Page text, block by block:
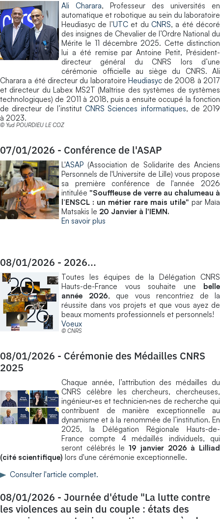
Ali Charara, Professeur des universités en
automatique et robotique au sein du laboratoire
Heudiasyc de l’UTCet du CNRS, a été décoré
des insignes de Chevalier de l’Ordre National du
Mérite le 11 décembre 2025. Cette distinction
lui a été remise par Antoine Petit, Président-
directeur général du CNRS lors d’une
cérémonie officielle au siège du CNRS. Ali
Charara a été directeur du laboratoire Heudiasycde 2008 à 2017
et directeur du Labex MS2T (Maîtrise des systèmes de systèmes
technologiques) de 2011 à 2018, puis a ensuite occupé la fonction
de directeur de l’institut CNRS Sciences informatiques, de 2019
à 2023.
© Yud POURDIEU LE COZ
07/01/2026 - Conférence de l'ASAP
L'ASAP (Association de Solidarite des Anciens
Personnels de l'Universite de Lille) vous propose
sa première conférence de l'année 2026
intitulée "Souffleuse de verre au chalumeau à
l’ENSCL : un métier rare mais utile" par Maïa
Matsakis le 20 Janvier à l'IEMN.
En savoir plus
08/01/2026 - 2026...
Toutes les équipes de la Délégation CNRS
Hauts-de-France vous souhaite une belle
année 2026, que vous rencontriez de la
réussite dans vos projets et que vous ayez de
beaux moments professionnels et personnels!
Voeux
© CNRS
08/01/2026 - Cérémonie des Médailles CNRS
2025
Chaque année, l’attribution des médailles du
CNRS célèbre les chercheurs, chercheuses,
ingénieur·es et technicien·nes de recherche qui
contribuent de manière exceptionnelle au
dynamisme et à la renommée de l’institution. En
2025, la Délégation Régionale Hauts-de-
France compte 4 médaillés individuels, qui
seront célébrés le19 janvier 2026 à Lilliad
(cité scientifique) lors d'une cérémonie exceptionnelle.
Consulter l'article complet.
08/01/2026 - Journée d'étude "La lutte contre
les violences au sein du couple : états des